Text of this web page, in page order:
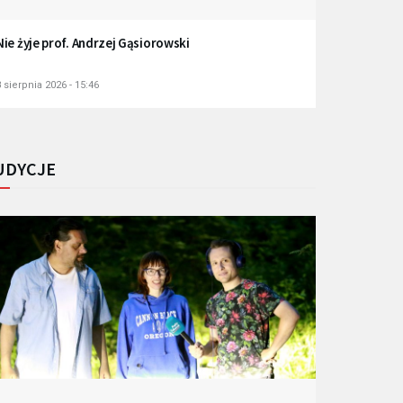
żyje prof. Andrzej Gąsiorowski
sierpnia 2026 - 15:46